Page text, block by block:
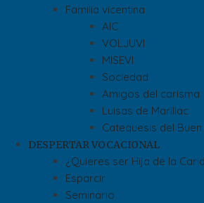
Familia vicentina
AIC
VOLJUVI
MISEVI
Sociedad
Amigos del carisma
Luisas de Marillac
Catequesis del
DESPERTAR VOCACIONAL
¿Quieres ser Hija de la
Esparcir
Seminario